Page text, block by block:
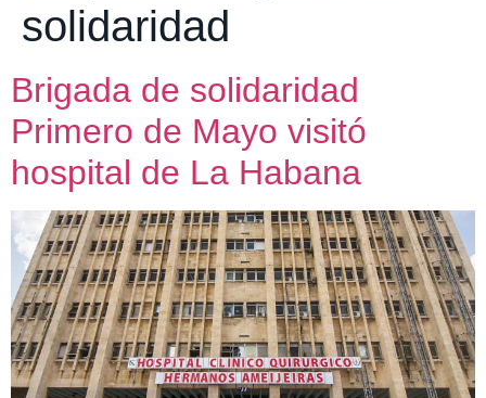
solidaridad
Brigada de solidaridad
Primero de Mayo visitó
hospital de La Habana